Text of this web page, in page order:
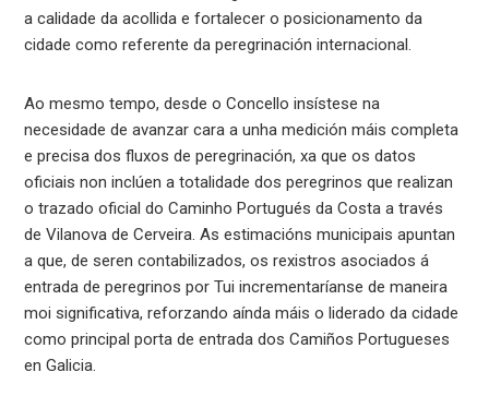
a calidade da acollida e fortalecer o posicionamento da
cidade como referente da peregrinación internacional.
Ao mesmo tempo, desde o Concello insístese na
necesidade de avanzar cara a unha medición máis completa
e precisa dos fluxos de peregrinación, xa que os datos
oficiais non inclúen a totalidade dos peregrinos que realizan
o trazado oficial do Caminho Portugués da Costa a través
de Vilanova de Cerveira. As estimacións municipais apuntan
a que, de seren contabilizados, os rexistros asociados á
entrada de peregrinos por Tui incrementaríanse de maneira
moi significativa, reforzando aínda máis o liderado da cidade
como principal porta de entrada dos Camiños Portugueses
en Galicia.